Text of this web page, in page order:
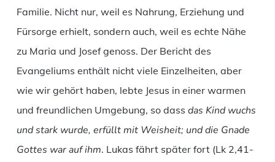
Familie. Nicht nur, weil es Nahrung, Erziehung und
Fürsorge erhielt, sondern auch, weil es echte Nähe
zu Maria und Josef genoss. Der Bericht des
Evangeliums enthält nicht viele Einzelheiten, aber
wie wir gehört haben, lebte Jesus in einer warmen
und freundlichen Umgebung, so dass das Kind wuchs
und stark wurde, erfüllt mit Weisheit; und die Gnade
Gottes war auf ihm. Lukas fährt später fort (Lk 2,41-